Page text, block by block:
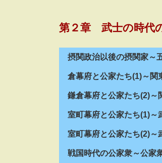
第２章 武士の時代
摂関政治以後の摂関家～
倉幕府と公家たち(1)～関
鎌倉幕府と公家たち(2)～
室町幕府と公家たち(1)～
室町幕府と公家たち(2)～
戦国時代の公家衆～公家